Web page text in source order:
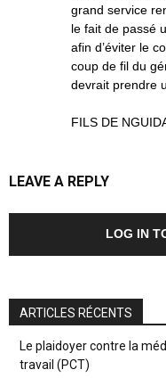
grand service
le fait de passé
afin d’éviter le
coup de fil du
devrait prendre
FILS DE
LEAVE A REPLY
LOG IN
ARTICLES RÉCENTS
Le plaidoyer contre la
travail (PCT)